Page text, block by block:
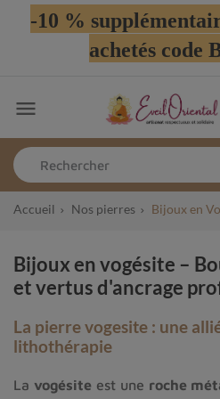
-10 %
achetés code

Accueil Nos pierres Bijoux en
Bijoux en vogésite –
et vertus d'ancrage
La pierre vogesite : une
lithothérapie
La vogésite est une roche